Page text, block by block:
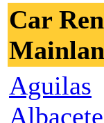
Car
Aguilas
Albacete